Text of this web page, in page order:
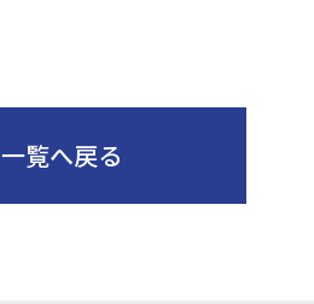
一覧へ戻る